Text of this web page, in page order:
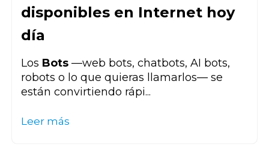
disponibles en Internet hoy
día
Los Bots —web bots, chatbots, AI bots,
robots o lo que quieras llamarlos— se
están convirtiendo rápi...
Leer más